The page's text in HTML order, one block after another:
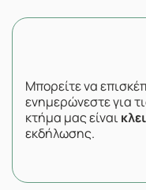
Μπορείτε να
ενημερώνεστε για
κτήμα μας είναι
εκδήλωσης.